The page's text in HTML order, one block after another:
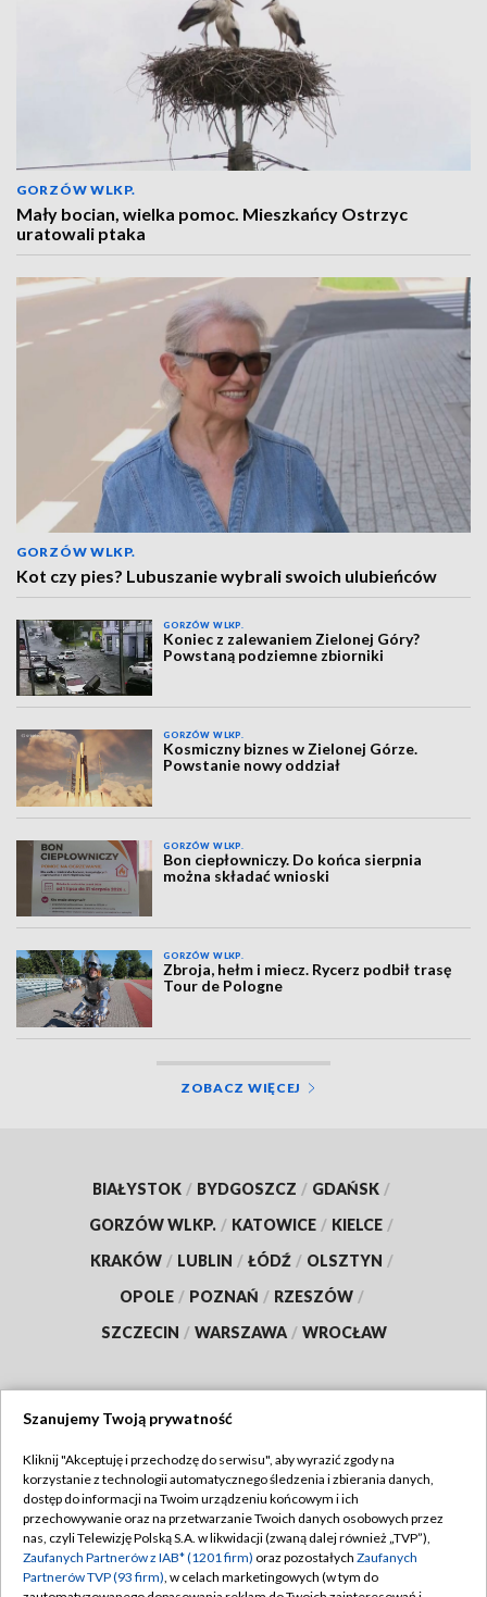
GORZÓW WLKP.
Mały bocian, wielka pomoc. Mieszkańcy Ostrzyc
uratowali ptaka
GORZÓW WLKP.
Kot czy pies? Lubuszanie wybrali swoich ulubieńców
GORZÓW WLKP.
Koniec z zalewaniem Zielonej Góry?
Powstaną podziemne zbiorniki
GORZÓW WLKP.
Kosmiczny biznes w Zielonej Górze.
Powstanie nowy oddział
GORZÓW WLKP.
Bon ciepłowniczy. Do końca sierpnia
można składać wnioski
GORZÓW WLKP.
Zbroja, hełm i miecz. Rycerz podbił trasę
Tour de Pologne
ZOBACZ WIĘCEJ
BIAŁYSTOK / BYDGOSZCZ / GDAŃSK /
GORZÓW WLKP. / KATOWICE / KIELCE /
KRAKÓW / LUBLIN / ŁÓDŹ / OLSZTYN /
OPOLE / POZNAŃ / RZESZÓW /
SZCZECIN / WARSZAWA / WROCŁAW
TVP
Abonament TVP
Emisja w TVP
Centrum informacji TVP
Regulamin TVP
Polityka prywatności
Szanujemy Twoją prywatność
Kliknij "Akceptuję i przechodzę do serwisu", aby wyrazić zgody na
korzystanie z technologii automatycznego śledzenia i zbierania danych,
dostęp do informacji na Twoim urządzeniu końcowym i ich
przechowywanie oraz na przetwarzanie Twoich danych osobowych przez
nas, czyli Telewizję Polską S.A. w likwidacji (zwaną dalej również „TVP”),
Zaufanych Partnerów z IAB* (1201 firm) oraz pozostałych Zaufanych
Partnerów TVP (93 firm), w celach marketingowych (w tym do